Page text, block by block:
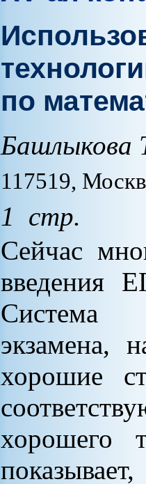
по
Башлыкова
117519,
1 стр.
Сейчас
введения
Система
экзамена,
хорошие
хорошего